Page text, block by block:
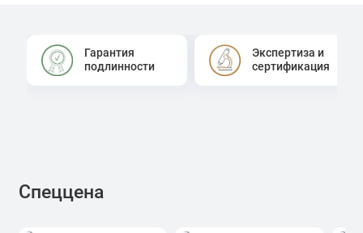
Гарантия
подлинности
Экспертиза и
сертификация
Спеццена